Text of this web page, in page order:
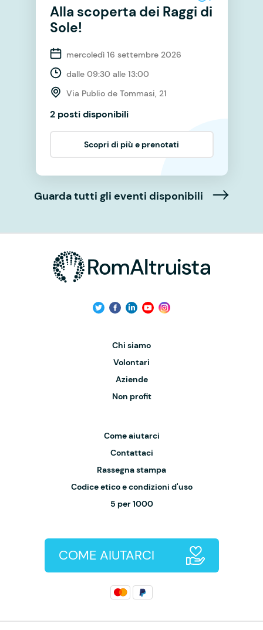
Alla scoperta dei Raggi di
Sole!
mercoledì 16 settembre 2026
dalle 09:30 alle 13:00
Via Publio de Tommasi, 21
2 posti disponibili
Scopri di più e prenotati
Guarda tutti gli eventi disponibili
Chi siamo
Volontari
Aziende
Non profit
Come aiutarci
Contattaci
Rassegna stampa
Codice etico e condizioni d'uso
5 per 1000
COME AIUTARCI